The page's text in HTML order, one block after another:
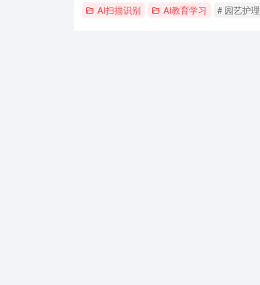
AI扫描识别 AI教育学习 # 园艺护理